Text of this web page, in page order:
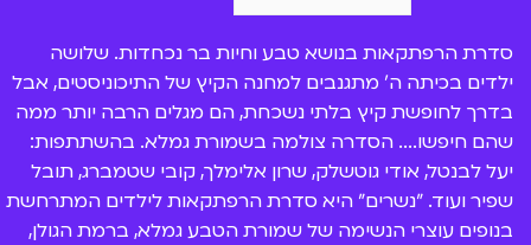
סדרת הרפתקאות בנושא טבע וחיות בר נכחדות. שלושה
ילדים בכיתה ה' מתגנבים למחנה הקיץ של התיכוניסטים, אבל
בדרך לחופשת קיץ בלתי נשכחת, הם מגלים הרבה יותר ממה
שהם חיפשו.... הסדרה צולמה בשמורת גמלא. בהשתתפות:
יעל לבנטל, אודי גוטשלק, שרון אלימלך, קובי שטמברג, תובל
שפיר ועוד. "נשרים" היא סדרת הרפתקאות לילדים המתרחשת
בנופים עוצרי הנשימה של שמורת הטבע גמלא, ברמת הגולן,